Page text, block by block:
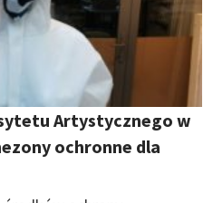
Artystycznego w
ochronne dla